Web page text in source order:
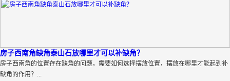
房子西南角缺角泰山石放哪里才可以补缺角？
房子西南角的位置存在缺角的问题，需要如何选择摆放位置，摆放在哪里才能起到补
缺角的作用？...